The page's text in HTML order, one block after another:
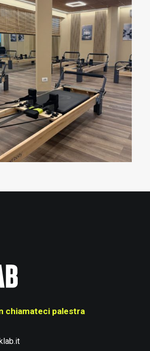
chiamateci palestra